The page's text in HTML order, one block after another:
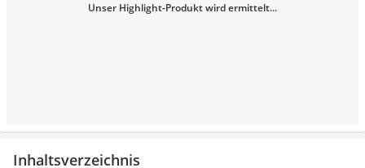
Unser Highlight-Produkt wird ermittelt...
Inhaltsverzeichnis